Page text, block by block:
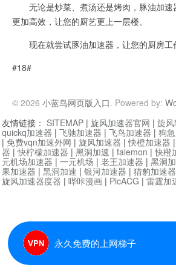
无论是炒菜、煮汤还是烤肉，豚油加速
更加高效，让您的厨艺更上一层楼。
现在就尝试豚油加速器，让您的厨房工
#18#
© 2026 小蓝鸟网页版入口. Powered by:
永久免费的上网梯子
友情链接： SITEMAP | 旋风加速器官网 | 旋
quickq加速器 | 飞驰加速器 | 飞鸟加速器 | 狗
| 免费vqn加速外网 | 旋风加速器 |快橙加速器 |
器 |快柠檬加速器 | 黑洞加速 | falemon |快橙
元机场加速器 | 一元机场 | 老王加速器 | 黑洞
果加速器 | 黑洞加速 | 银河加速器 | 猎豹加速器
旋风加速器度器 | 哔咔漫画 | PicACG | 雷霆加